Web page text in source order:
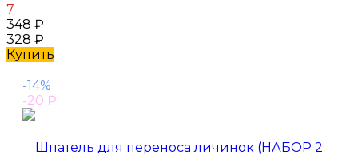
7
348 ₽
328 ₽
Купить
-14%
-20 ₽